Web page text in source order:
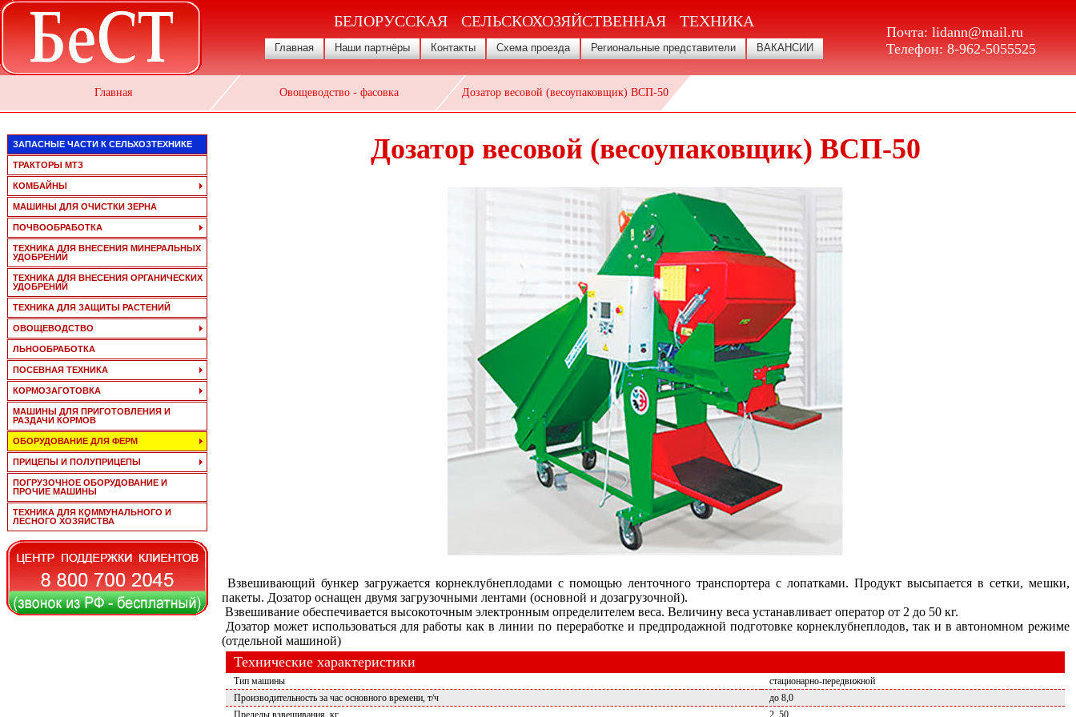
БЕЛОРУССКАЯ СЕЛЬСКОХОЗЯЙСТВЕННАЯ ТЕХНИКА
Главная Наши партнёры Контакты Схема проезда Региональные представители ВАКАНСИИ
Почта: lidann@mail.ru
Телефон: 8-962-5055525
Главная Овощеводство - фасовка Дозатор весовой (весоупаковщик) ВСП-50
ЗАПАСНЫЕ ЧАСТИ К СЕЛЬХОЗТЕХНИКЕ
ТРАКТОРЫ МТЗ
КОМБАЙНЫ
МАШИНЫ ДЛЯ ОЧИСТКИ ЗЕРНА
ПОЧВООБРАБОТКА
ТЕХНИКА ДЛЯ ВНЕСЕНИЯ МИНЕРАЛЬНЫХ
УДОБРЕНИЙ
ТЕХНИКА ДЛЯ ВНЕСЕНИЯ ОРГАНИЧЕСКИХ
УДОБРЕНИЙ
ТЕХНИКА ДЛЯ ЗАЩИТЫ РАСТЕНИЙ
ОВОЩЕВОДСТВО
ЛЬНООБРАБОТКА
ПОСЕВНАЯ ТЕХНИКА
КОРМОЗАГОТОВКА
МАШИНЫ ДЛЯ ПРИГОТОВЛЕНИЯ И
РАЗДАЧИ КОРМОВ
ОБОРУДОВАНИЕ ДЛЯ ФЕРМ
ПРИЦЕПЫ И ПОЛУПРИЦЕПЫ
ПОГРУЗОЧНОЕ ОБОРУДОВАНИЕ И
ПРОЧИЕ МАШИНЫ
ТЕХНИКА ДЛЯ КОММУНАЛЬНОГО И
ЛЕСНОГО ХОЗЯЙСТВА
Дозатор весовой (весоупаковщик) ВСП-50
Взвешивающий бункер загружается корнеклубнеплодами с помощью ленточного транспортера с лопатками. Продукт высыпается в сетки, мешки,
пакеты. Дозатор оснащен двумя загрузочными лентами (основной и дозагрузочной).
Взвешивание обеспечивается высокоточным электронным определителем веса. Величину веса устанавливает оператор от 2 до 50 кг.
Дозатор может использоваться для работы как в линии по переработке и предпродажной подготовке корнеклубнеплодов, так и в автономном режиме
(отдельной машиной)
Технические характеристики
Тип машины
стационарно-передвижной
Производительность за час основного времени, т/ч
до 8,0